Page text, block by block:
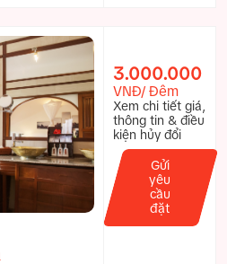
3.000.000
VNĐ/ Đêm
Xem chi tiết giá,
thông tin & điều
kiện hủy đổi
Gửi
yêu
cầu
đặt